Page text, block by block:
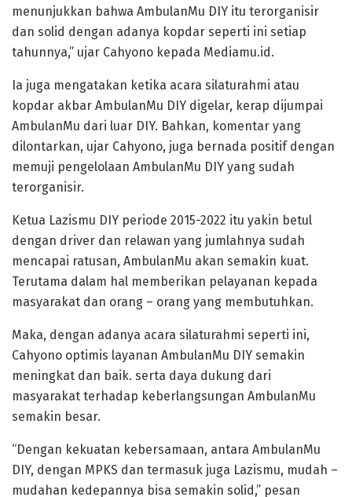
menunjukkan bahwa AmbulanMu DIY itu terorganisir
dan solid dengan adanya kopdar seperti ini setiap
tahunnya,” ujar Cahyono kepada Mediamu.id.
Ia juga mengatakan ketika acara silaturahmi atau
kopdar akbar AmbulanMu DIY digelar, kerap dijumpai
AmbulanMu dari luar DIY. Bahkan, komentar yang
dilontarkan, ujar Cahyono, juga bernada positif dengan
memuji pengelolaan AmbulanMu DIY yang sudah
terorganisir.
Ketua Lazismu DIY periode 2015-2022 itu yakin betul
dengan driver dan relawan yang jumlahnya sudah
mencapai ratusan, AmbulanMu akan semakin kuat.
Terutama dalam hal memberikan pelayanan kepada
masyarakat dan orang – orang yang membutuhkan.
Maka, dengan adanya acara silaturahmi seperti ini,
Cahyono optimis layanan AmbulanMu DIY semakin
meningkat dan baik. serta daya dukung dari
masyarakat terhadap keberlangsungan AmbulanMu
semakin besar.
“Dengan kekuatan kebersamaan, antara AmbulanMu
DIY, dengan MPKS dan termasuk juga Lazismu, mudah –
mudahan kedepannya bisa semakin solid,” pesan